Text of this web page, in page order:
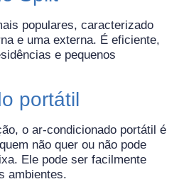
populares, caracterizado
e uma externa. É eficiente,
e pequenos
portátil
o ar-condicionado portátil é
não quer ou não pode
Ele pode ser facilmente
ambientes.